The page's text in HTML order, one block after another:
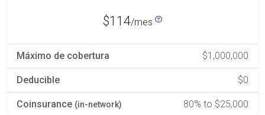
$114/mes
Máximo de cobertura $1,000,000
Deducible $0
Coinsurance (in-network) 80% to $25,000